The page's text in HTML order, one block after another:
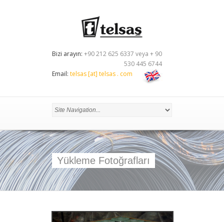
Bizi arayın: +90 212 625 6337 veya + 90
530 445 6744
Email: telsas [at] telsas . com
Yükleme Fotoğrafları